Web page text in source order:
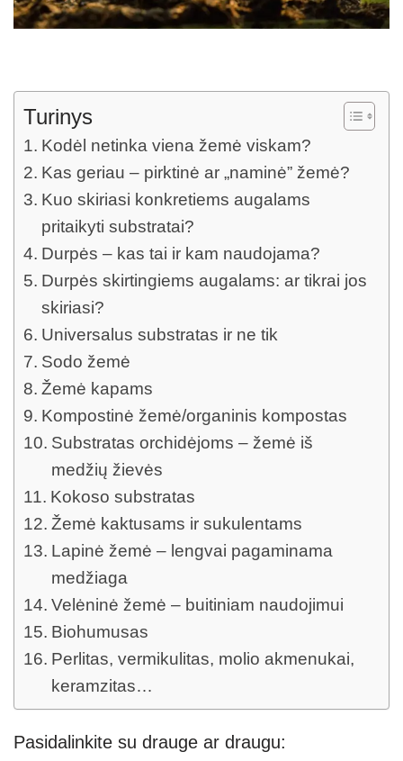
Turinys
Kodėl netinka viena žemė viskam?
Kas geriau – pirktinė ar „naminė” žemė?
Kuo skiriasi konkretiems augalams
pritaikyti substratai?
Durpės – kas tai ir kam naudojama?
Durpės skirtingiems augalams: ar tikrai jos
skiriasi?
Universalus substratas ir ne tik
Sodo žemė
Žemė kapams
Kompostinė žemė/organinis kompostas
Substratas orchidėjoms – žemė iš
medžių žievės
Kokoso substratas
Žemė kaktusams ir sukulentams
Lapinė žemė – lengvai pagaminama
medžiaga
Velėninė žemė – buitiniam naudojimui
Biohumusas
Perlitas, vermikulitas, molio akmenukai,
keramzitas…
Pasidalinkite su drauge ar draugu: